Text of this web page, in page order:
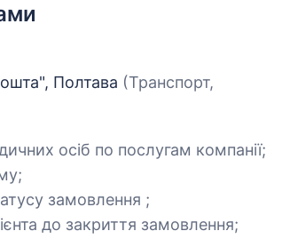
Полтава (Транспорт,
осіб по послугам компанії;
замовлення ;
до закриття замовлення;